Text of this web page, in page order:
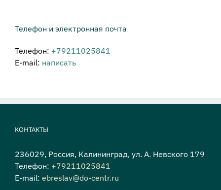
Телефон и электронная почта
Телефон: +79211025841
E-mail: написать
КОНТАКТЫ
236029, Россия, Калининград, ул. А. Невского 179
Телефон: +79211025841
E-mail: ebreslav@do-centr.ru